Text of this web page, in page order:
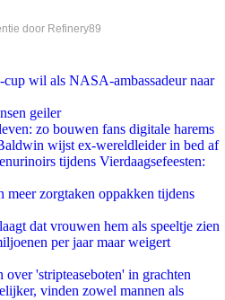
door Refinery89
wil als NASA-ambassadeur naar
geiler
zo bouwen fans digitale harems
wijst ex-wereldleider in bed af
tijdens Vierdaagsefeesten:
meer zorgtaken oppakken tijdens
dat vrouwen hem als speeltje zien
per jaar maar weigert
over 'stripteaseboten' in grachten
vinden zowel mannen als